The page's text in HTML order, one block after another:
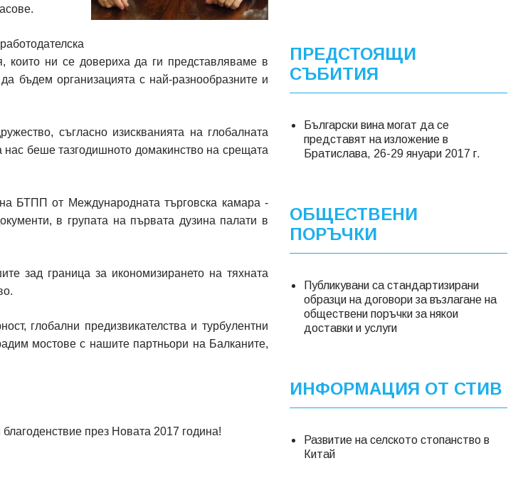
които ни се довериха да ги представляваме в
бъдем организацията с най-разнообразните и
съгласно изискванията на глобалната
беше тазгодишното домакинство на срещата
БТПП от Международната търговска камара -
в групата на първата дузина палати в
зад граница за икономизирането на тяхната
глобални предизвикателства и турбулентни
мостове с нашите партньори на Балканите,
през Новата 2017 година!
ПРЕДСТОЯЩИ
СЪБИТИЯ
Български вина могат да се
представят на изложение в
Братислава, 26-29 януари 2017 г.
ОБЩЕСТВЕНИ
ПОРЪЧКИ
Публикувани са стандартизирани
образци на договори за възлагане на
обществени поръчки за някои
доставки и услуги
ИНФОРМАЦИЯ ОТ СТИВ
Развитие на селското стопанство в
Китай